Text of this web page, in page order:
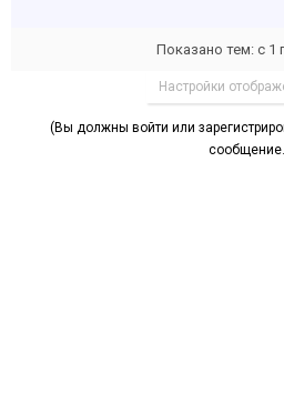
Показано тем: с 1
Настройки
(Вы должны войти или